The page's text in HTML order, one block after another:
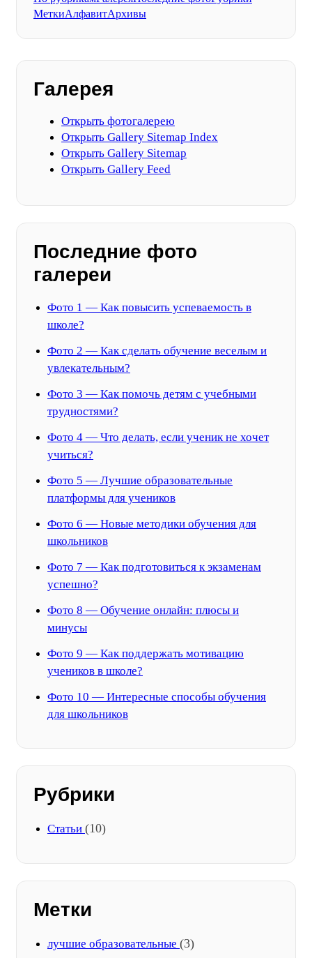
МеткиАлфавитАрхивы
Галерея
Открыть фотогалерею
Открыть Gallery Sitemap Index
Открыть Gallery Sitemap
Открыть Gallery Feed
Последние фото
галереи
Фото 1 — Как повысить успеваемость в
школе?
Фото 2 — Как сделать обучение веселым и
увлекательным?
Фото 3 — Как помочь детям с учебными
трудностями?
Фото 4 — Что делать, если ученик не хочет
учиться?
Фото 5 — Лучшие образовательные
платформы для учеников
Фото 6 — Новые методики обучения для
школьников
Фото 7 — Как подготовиться к экзаменам
успешно?
Фото 8 — Обучение онлайн: плюсы и
минусы
Фото 9 — Как поддержать мотивацию
учеников в школе?
Фото 10 — Интересные способы обучения
для школьников
Рубрики
Статьи (10)
Метки
лучшие образовательные (3)